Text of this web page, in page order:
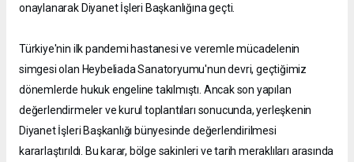
onaylanarak Diyanet İşleri Başkanlığına geçti.
Türkiye'nin ilk pandemi hastanesi ve veremle mücadelenin
simgesi olan Heybeliada Sanatoryumu'nun devri, geçtiğimiz
dönemlerde hukuk engeline takılmıştı. Ancak son yapılan
değerlendirmeler ve kurul toplantıları sonucunda, yerleşkenin
Diyanet İşleri Başkanlığı bünyesinde değerlendirilmesi
kararlaştırıldı. Bu karar, bölge sakinleri ve tarih meraklıları arasında